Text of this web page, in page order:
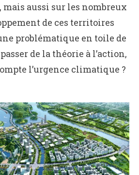
mais aussi sur les nombreux
de ces territoires
problématique en toile de
de la théorie à l’action,
l’urgence climatique ?